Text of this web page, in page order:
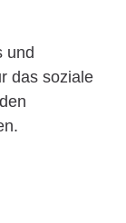
und
das soziale